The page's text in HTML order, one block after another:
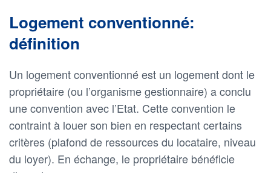
Logement conventionné:
définition
Un logement conventionné est un logement dont le
propriétaire (ou l’organisme gestionnaire) a conclu
une convention avec l’Etat. Cette convention le
contraint à louer son bien en respectant certains
critères (plafond de ressources du locataire, niveau
du loyer). En échange, le propriétaire bénéficie